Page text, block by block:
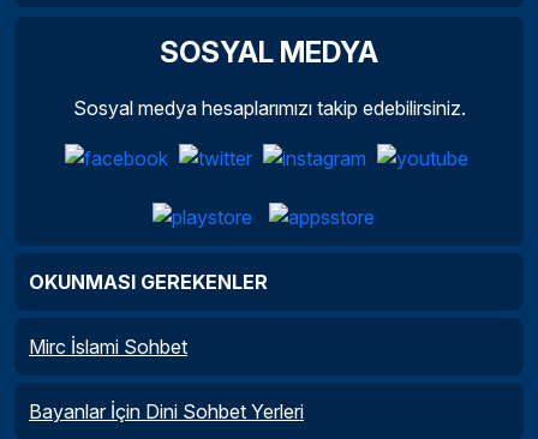
SOSYAL MEDYA
Sosyal medya hesaplarımızı takip edebilirsiniz.
OKUNMASI GEREKENLER
Mirc İslami Sohbet
Bayanlar İçin Dini Sohbet Yerleri